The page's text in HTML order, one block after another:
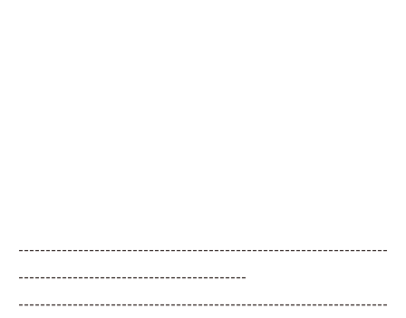
--------------------------------------------------------------------
------------------------------------------
--------------------------------------------------------------------